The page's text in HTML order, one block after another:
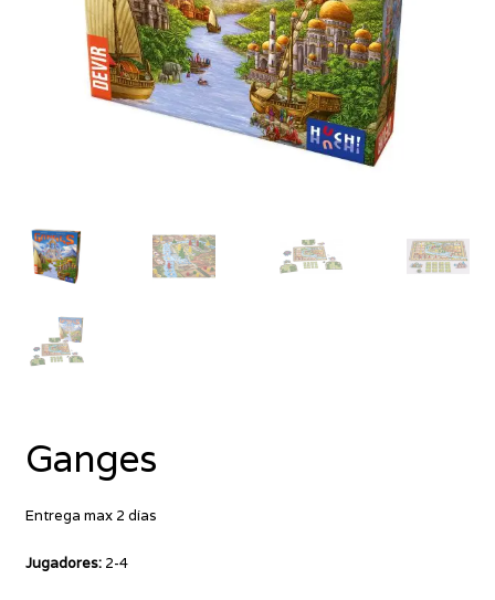
Ganges
Entrega max 2 días
Jugadores: 2-4